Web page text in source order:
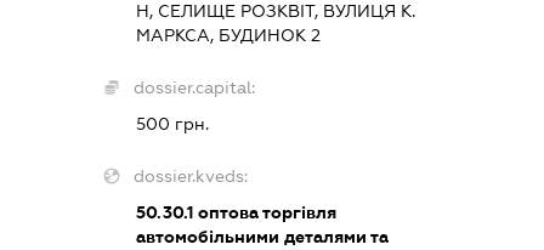
Н, СЕЛИЩЕ РОЗКВІТ, ВУЛИЦЯ К.
МАРКСА, БУДИНОК 2
dossier.capital:
500 грн.
dossier.kveds:
50.30.1 оптова торгівля
автомобільними деталями та